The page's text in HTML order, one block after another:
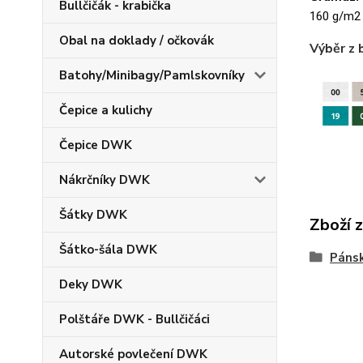
Bullčičák - krabička
Obal na doklady / očkovák
Batohy/Minibagy/Pamlskovníky
Čepice a kulichy
Čepice DWK
Nákrčníky DWK
Šátky DWK
Šátko-šála DWK
Deky DWK
Polštáře DWK - Bullčičáci
Autorské povlečení DWK
160 g/m2
Výběr z
Zboží